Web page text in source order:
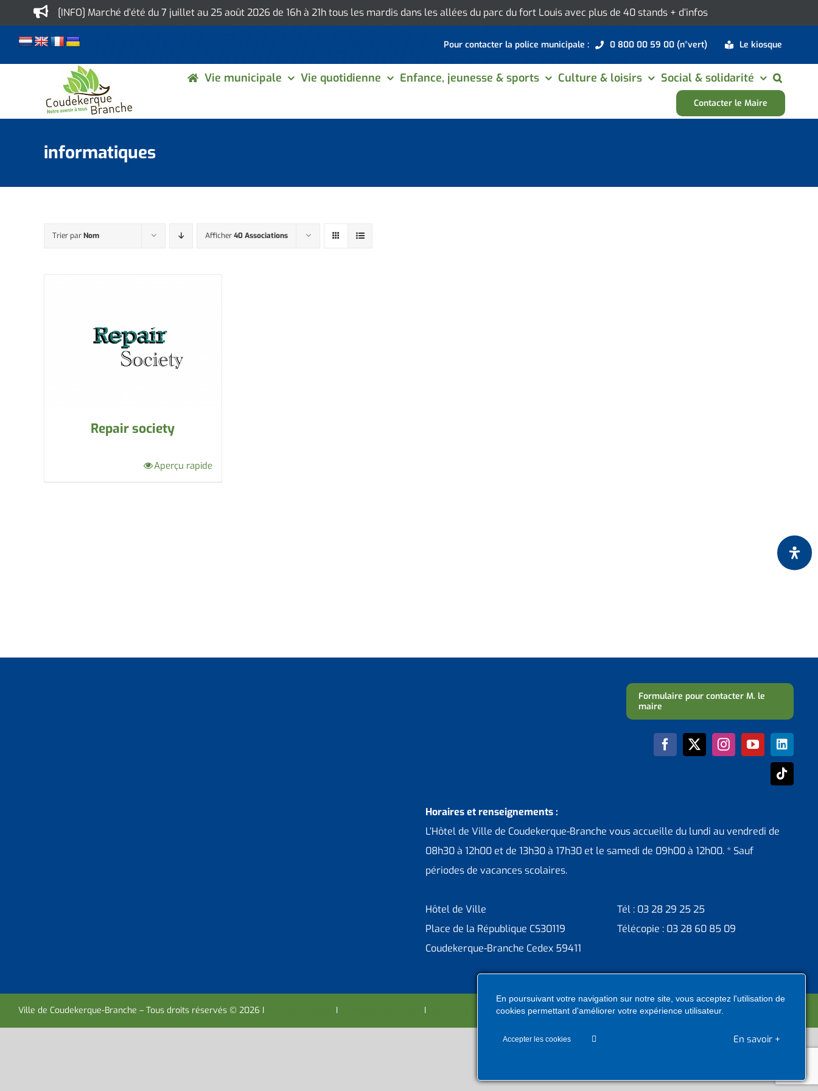
to
content
[INFO] Marché d’été du 7 juillet au 25 août 2026 de 16h à 21h tous les mardis dans les allées du parc du fort Louis avec plus de 40 stands + d’infos
Pour contacter la police municipale : 0 800 00 59 00 (n°vert) Le kiosque
Vie municipale Vie quotidienne Enfance, jeunesse & sports Culture & loisirs Social & solidarité
Contacter le Maire
informatiques
Trier parNom Afficher40 Associations
Repair society
Aperçu rapide
Formulaire pour contacter M. le
maire
Horaires et renseignements :
L’Hôtel de Ville de Coudekerque-Branche vous accueille du lundi au vendredi de
08h30 à 12h00 et de 13h30 à 17h30 et le samedi de 09h00 à 12h00. * Sauf
périodes de vacances scolaires.
Hôtel de Ville
Place de la République CS30119
Coudekerque-Branche Cedex 59411
Tél : 03 28 29 25 25
Télécopie : 03 28 60 85 09
Ville de Coudekerque-Branche – Tous droits réservés © 2026 I I I Déclaration d’accessibilitéIContacter administrateur
En poursuivant votre navigation sur notre site, vous acceptez l'utilisation de
cookies permettant d'améliorer votre expérience utilisateur.
Accepter les cookies En savoir +